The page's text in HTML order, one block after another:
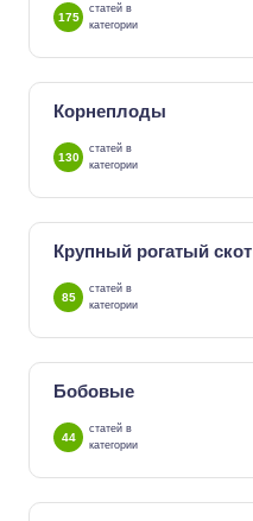
175
статей в
категории
Корнеплоды
130
статей в
категории
Крупный рогатый скот
85
статей в
категории
Бобовые
44
статей в
категории